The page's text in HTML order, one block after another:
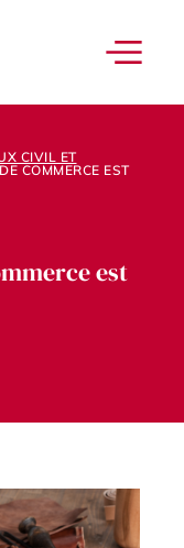
CIVIL ET
COMMERCE EST
est